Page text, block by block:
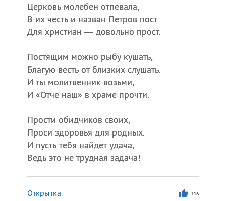
Церковь молебен отпевала,
В их честь и назван Петров пост
Для христиан — довольно прост.
Постящим можно рыбу кушать,
Благую весть от близких слушать.
И ты молитвенник возьми,
И «Отче наш» в храме прочти.
Прости обидчиков своих,
Проси здоровья для родных.
И пусть тебя найдет удача,
Ведь это не трудная задача!
Открытка 116